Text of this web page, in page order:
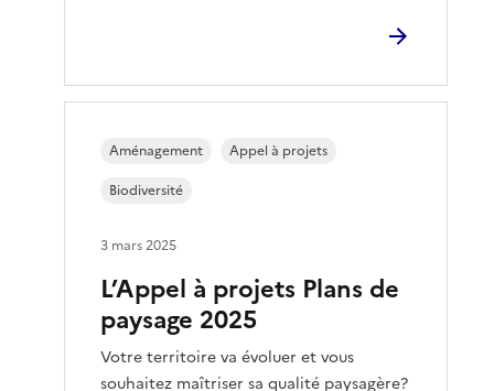
L’Appel à projets Plans de
paysage 2025
Votre territoire va évoluer et vous
souhaitez maîtriser sa qualité paysagère?
Aménagement
Appel à projets
Biodiversité
3 mars 2025